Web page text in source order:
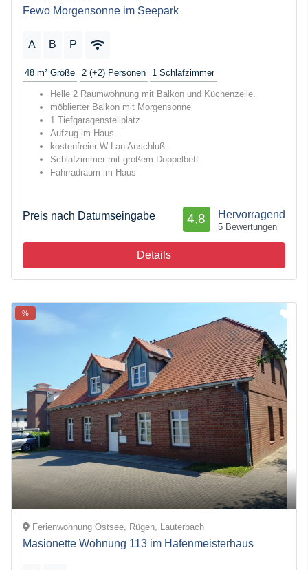
Fewo Morgensonne im Seepark
A B P
48 m² Größe 2 (+2) Personen 1 Schlafzimmer
Helle 2 Raumwohnung mit Balkon und Küchenzeile.
möblierter Balkon mit Morgensonne
1 Tiefgaragenstellplatz
Aufzug im Haus.
kostenfreier W-Lan Anschluß.
Schlafzimmer mit großem Doppelbett
Fahrradraum im Haus
Preis nach Datumseingabe Hervorragend
4,8
5 Bewertungen
Details
%
Ferienwohnung Ostsee, Rügen, Lauterbach
Masionette Wohnung 113 im Hafenmeisterhaus